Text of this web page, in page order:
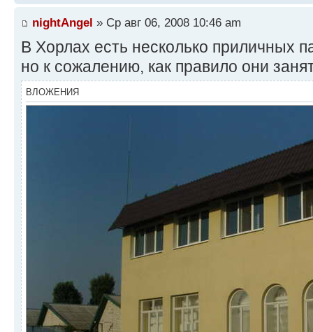
nightAngel » Ср авг 06, 2008 10:46 am
В Хорлах есть несколько приличных
но к сожалению, как правило они
ВЛОЖЕНИЯ